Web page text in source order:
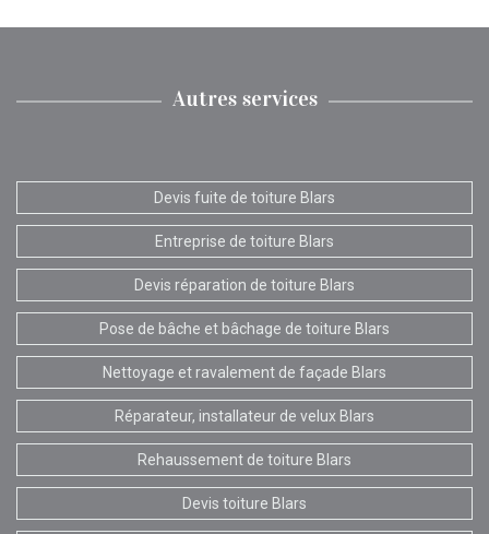
Autres services
Devis fuite de toiture Blars
Entreprise de toiture Blars
Devis réparation de toiture Blars
Pose de bâche et bâchage de toiture Blars
Nettoyage et ravalement de façade Blars
Réparateur, installateur de velux Blars
Rehaussement de toiture Blars
Devis toiture Blars